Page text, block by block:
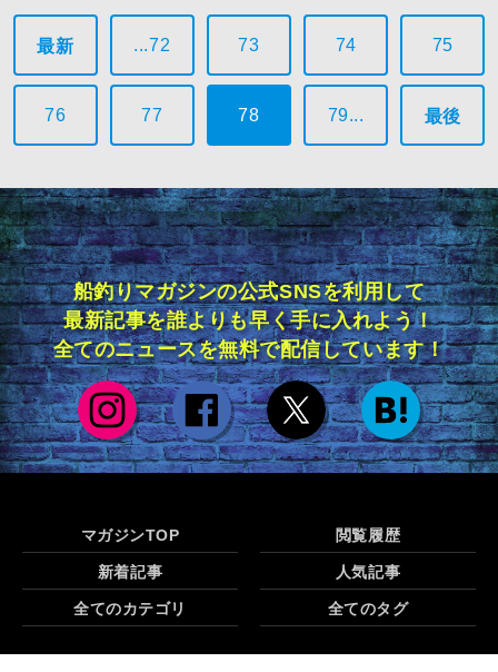
最新 ...72 73 74 75
76 77 78 79... 最後
船釣りマガジンの公式SNSを利用して
最新記事を誰よりも早く手に入れよう！
全てのニュースを無料で配信しています！
マガジンTOP 閲覧履歴
新着記事 人気記事
全てのカテゴリ 全てのタグ